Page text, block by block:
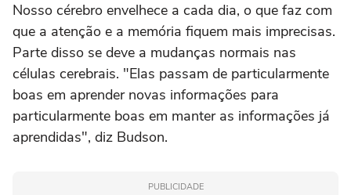
Nosso cérebro envelhece a cada dia, o que faz com
que a atenção e a memória fiquem mais imprecisas.
Parte disso se deve a mudanças normais nas
células cerebrais. "Elas passam de particularmente
boas em aprender novas informações para
particularmente boas em manter as informações já
aprendidas", diz Budson.
PUBLICIDADE